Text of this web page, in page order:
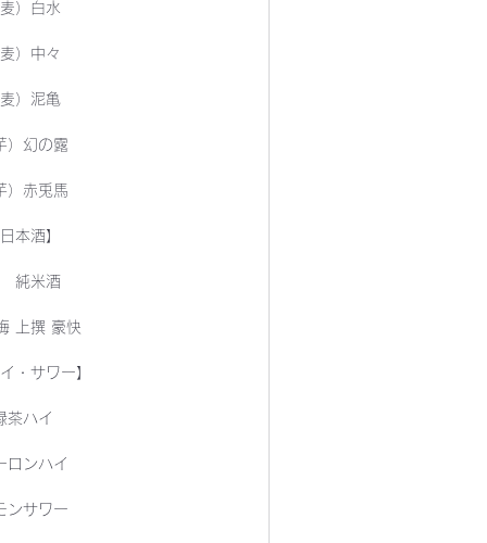
）白水
）中々
）泥亀
）幻の露
）赤兎馬
本酒】
純米酒
上撰 豪快
・サワー】
茶ハイ
ロンハイ
ンサワー